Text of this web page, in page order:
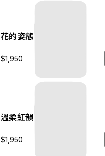
花的姿態
$1,950
溫柔紅韻
$1,950